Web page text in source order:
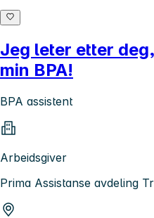
Jeg leter etter
min BPA!
BPA assistent
Arbeidsgiver
Prima Assistanse avdeling